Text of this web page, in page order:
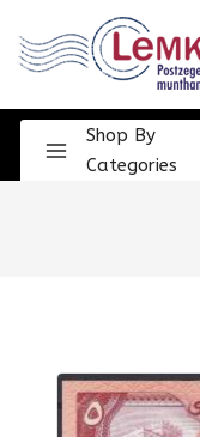
Shop By
Categories